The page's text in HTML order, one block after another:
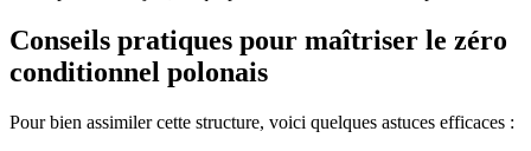
Conseils pratiques pour maîtriser le zéro
conditionnel polonais
Pour bien assimiler cette structure, voici quelques astuces efficaces :